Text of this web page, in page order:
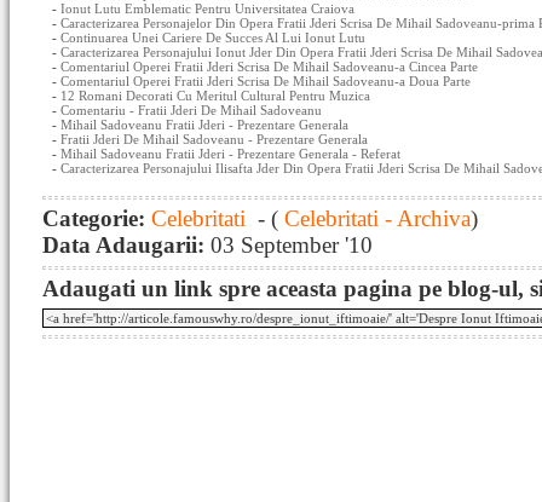
- Ionut Lutu Emblematic Pentru Universitatea Craiova
- Caracterizarea Personajelor Din Opera Fratii Jderi Scrisa De Mihail Sadoveanu-prima
- Continuarea Unei Cariere De Succes Al Lui Ionut Lutu
- Caracterizarea Personajului Ionut Jder Din Opera Fratii Jderi Scrisa De Mihail
- Comentariul Operei Fratii Jderi Scrisa De Mihail Sadoveanu-a Cincea Parte
- Comentariul Operei Fratii Jderi Scrisa De Mihail Sadoveanu-a Doua Parte
- 12 Romani Decorati Cu Meritul Cultural Pentru Muzica
- Comentariu - Fratii Jderi De Mihail Sadoveanu
- Mihail Sadoveanu Fratii Jderi - Prezentare Generala
- Fratii Jderi De Mihail Sadoveanu - Prezentare Generala
- Mihail Sadoveanu Fratii Jderi - Prezentare Generala - Referat
- Caracterizarea Personajului Ilisafta Jder Din Opera Fratii Jderi Scrisa De Mihail
Categorie: Celebritati - ( Celebritati - Archiva)
Data Adaugarii: 03 September '10
Adaugati un link spre aceasta pagina pe blog-ul,